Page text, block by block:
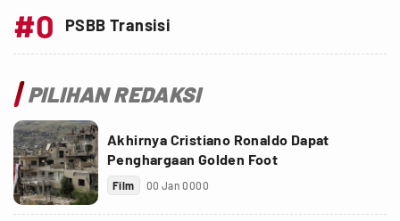
#0 PSBB Transisi
PILIHAN REDAKSI
Akhirnya Cristiano Ronaldo Dapat
Penghargaan Golden Foot
Film 00 Jan 0000